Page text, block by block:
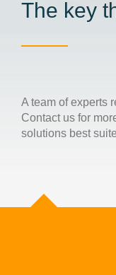
The key
A team of experts
Contact us for
solutions best